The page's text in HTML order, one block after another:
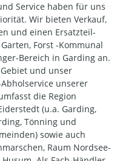
Service haben für uns
Wir bieten Verkauf,
und einen Ersatzteil-
Forst -Kommunal
Bereich in Garding an.
und unser
unserer
die Region
(u.a. Garding,
Tönning und
sowie auch
Raum Nordsee-